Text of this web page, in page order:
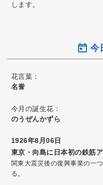
します。
今
花言葉：
名誉
今月の誕生花：
のうぜんかずら
1926年8月06日
東京・向島に日本初の鉄筋
関東大震災後の復興事業の一
る。